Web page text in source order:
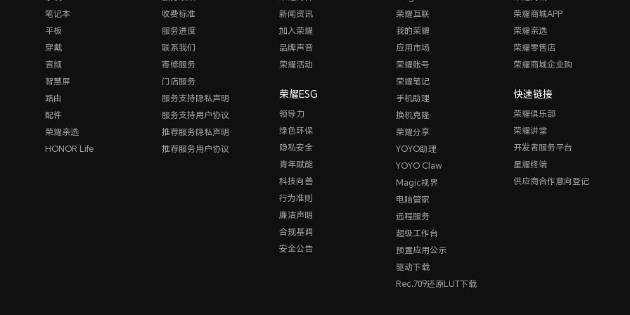
笔记本
平板
穿戴
音频
智慧屏
路由
配件
荣耀亲选
HONOR Life
收费标准
服务进度
联系我们
寄修服务
门店服务
服务支持隐私声明
服务支持用户协议
推荐服务隐私声明
推荐服务用户协议
新闻资讯
加入荣耀
品牌声音
荣耀活动
荣耀ESG
领导力
绿色环保
隐私安全
青年赋能
科技向善
行为准则
廉洁声明
合规基调
安全公告
荣耀互联
我的荣耀
应用市场
荣耀账号
荣耀笔记
手机助理
换机克隆
荣耀分享
YOYO助理
YOYO Claw
Magic视界
电脑管家
远程服务
超级工作台
预置应用公示
驱动下载
Rec.709还原LUT下载
荣耀商城APP
荣耀亲选
荣耀零售店
荣耀商城企业购
快速链接
荣耀俱乐部
荣耀讲堂
开发者服务平台
星耀终端
供应商合作意向登记